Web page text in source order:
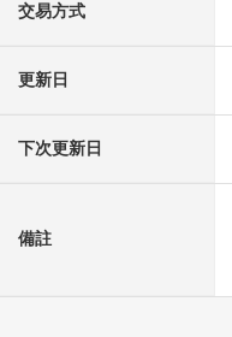
交易方式
更新日
下次更新日
備註